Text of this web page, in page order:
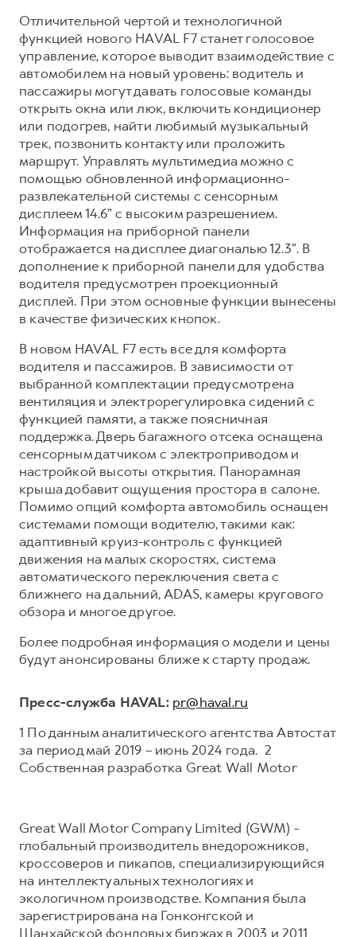
Отличительной чертой и технологичной
функцией нового HAVAL F7 станет голосовое
управление, которое выводит взаимодействие с
автомобилем на новый уровень: водитель и
пассажиры могут давать голосовые команды
открыть окна или люк, включить кондиционер
или подогрев, найти любимый музыкальный
трек, позвонить контакту или проложить
маршрут. Управлять мультимедиа можно с
помощью обновленной информационно-
развлекательной системы с сенсорным
дисплеем 14.6” с высоким разрешением.
Информация на приборной панели
отображается на дисплее диагональю 12.3”. В
дополнение к приборной панели для удобства
водителя предусмотрен проекционный
дисплей. При этом основные функции вынесены
в качестве физических кнопок.
В новом HAVAL F7 есть все для комфорта
водителя и пассажиров. В зависимости от
выбранной комплектации предусмотрена
вентиляция и электрорегулировка сидений с
функцией памяти, а также поясничная
поддержка. Дверь багажного отсека оснащена
сенсорным датчиком с электроприводом и
настройкой высоты открытия. Панорамная
крыша добавит ощущения простора в салоне.
Помимо опций комфорта автомобиль оснащен
системами помощи водителю, такими как:
адаптивный круиз-контроль с функцией
движения на малых скоростях, система
автоматического переключения света с
ближнего на дальний, ADAS, камеры кругового
обзора и многое другое.
Более подробная информация о модели и цены
будут анонсированы ближе к старту продаж.
Пресс-служба HAVAL: pr@haval.ru
1 По данным аналитического агентства Автостат
за период май 2019 – июнь 2024 года. 2
Собственная разработка Great Wall Motor
Great Wall Motor Company Limited (GWM) -
глобальный производитель внедорожников,
кроссоверов и пикапов, специализирующийся
на интеллектуальных технологиях и
экологичном производстве. Компания была
зарегистрирована на Гонконгской и
Шанхайской фондовых биржах в 2003 и 2011